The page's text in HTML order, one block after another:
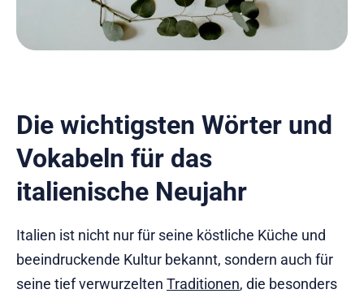
Die wichtigsten Wörter und
Vokabeln für das
italienische Neujahr
Italien ist nicht nur für seine köstliche Küche und
beeindruckende Kultur bekannt, sondern auch für
seine tief verwurzelten Traditionen, die besonders